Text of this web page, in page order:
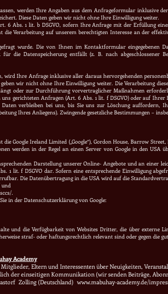
werden Ihre Angaben aus dem Anfrageformular inklusive
Diese Daten geben wir nicht ohne Ihre Einwilligung weiter.
6 Abs. 1 lit. b DSGVO, sofern Ihre Anfrage mit der Erfüllung
Verarbeitung auf unserem berechtigten Interesse an der
wurde. Die von Ihnen im Kontaktformular eingegebenen
für die Datenspeicherung entfällt(z. B. nach abgeschlossener
Ihre Anfrage inklusive aller daraus hervorgehenden
wir nicht ohne Ihre Einwilligung weiter. Die Verarbeitung
oder zur Durchführung vorvertraglicher Maßnahmen
gerichteten Anfragen (Art. 6 Abs. 1 lit. f DSGVO) oder auf Ihrer
verbleiben bei uns, bis Sie uns zur Löschung auffordern,
Ihres Anliegens). Zwingende gesetzliche Bestimmungen –
Google Ireland Limited („Google“), Gordon House, Barrow
werden in der Regel an einen Server von Google in den USA
Darstellung unserer Online- Angebote und an einer
1 lit. f DSGVO dar. Sofern eine entsprechende Einwilligung
Die Datenübertragung in die USA wird auf die
und
.
in der Datenschutzerklärung von Google:
und die Verfügbarkeit von Websites Dritter, die über externe
straf- oder haftungsrechtlich relevant sind oder gegen die
Academy
Eltern und Interessenten über Neuigkeiten,
der einseitigen Kommunikation (wir senden Beiträge,
Zolling (Deutschland) www.mabuhay-academy.de/